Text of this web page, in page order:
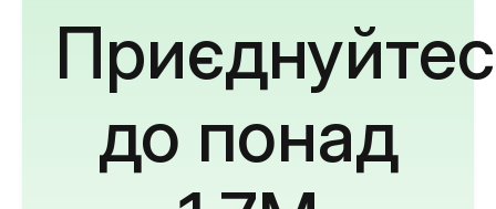
до понад